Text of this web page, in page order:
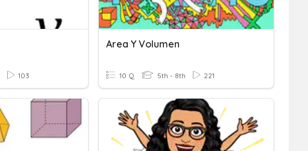
103
Area Y Volumen
10 Q 5th - 8th 221